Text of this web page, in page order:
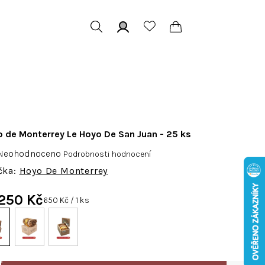
Hoyo De Monterrey
de Monterrey Le Hoyo De San Juan - 25 ks
Podrobnosti hodnocení
KčMěrná
650 Kč / 1 ks